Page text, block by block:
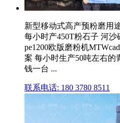
新型移动式高产预粉磨用
每小时产450T粉石子 河
pe1200欧版磨粉机
案 每小时生产50吨左右
钱一台 ...
联系电话: 180 3780 8511